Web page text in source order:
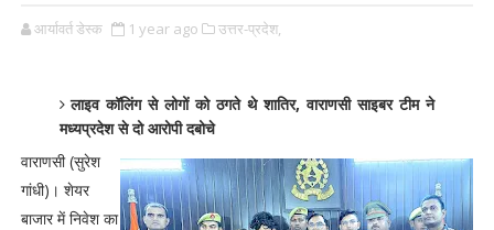
आर्यावर्त डेस्क 1 year ago उत्तर-प्रदेश,
लाइव कॉलिंग से लोगों को ठगते थे शातिर, वाराणसी साइबर टीम ने
मध्यप्रदेश से दो आरोपी दबोचे
वाराणसी (सुरेश
गांधी)। शेयर
बाजार में निवेश का